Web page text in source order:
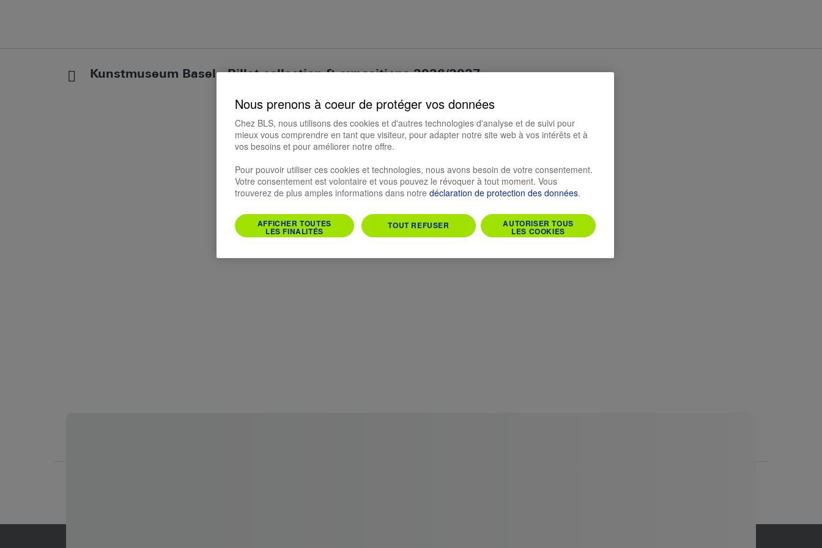
Kunstmuseum Basel - Billet collection & expositions 2026/2027
Nous prenons à coeur de protéger vos données
Chez BLS, nous utilisons des cookies et d'autres technologies d'analyse et de suivi pour
mieux vous comprendre en tant que visiteur, pour adapter notre site web à vos intérêts et à
vos besoins et pour améliorer notre offre.
Pour pouvoir utiliser ces cookies et technologies, nous avons besoin de votre consentement.
Votre consentement est volontaire et vous pouvez le révoquer à tout moment. Vous
trouverez de plus amples informations dans notredéclaration de protection des données.
AFFICHER TOUTES
LES FINALITÉS
TOUT REFUSER AUTORISER TOUS
LES COOKIES